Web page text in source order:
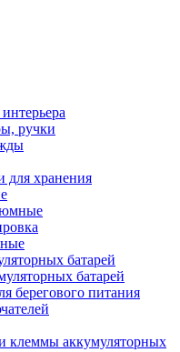
ручки
для хранения
батарей
батарей
берегового питания
клеммы аккумуляторных